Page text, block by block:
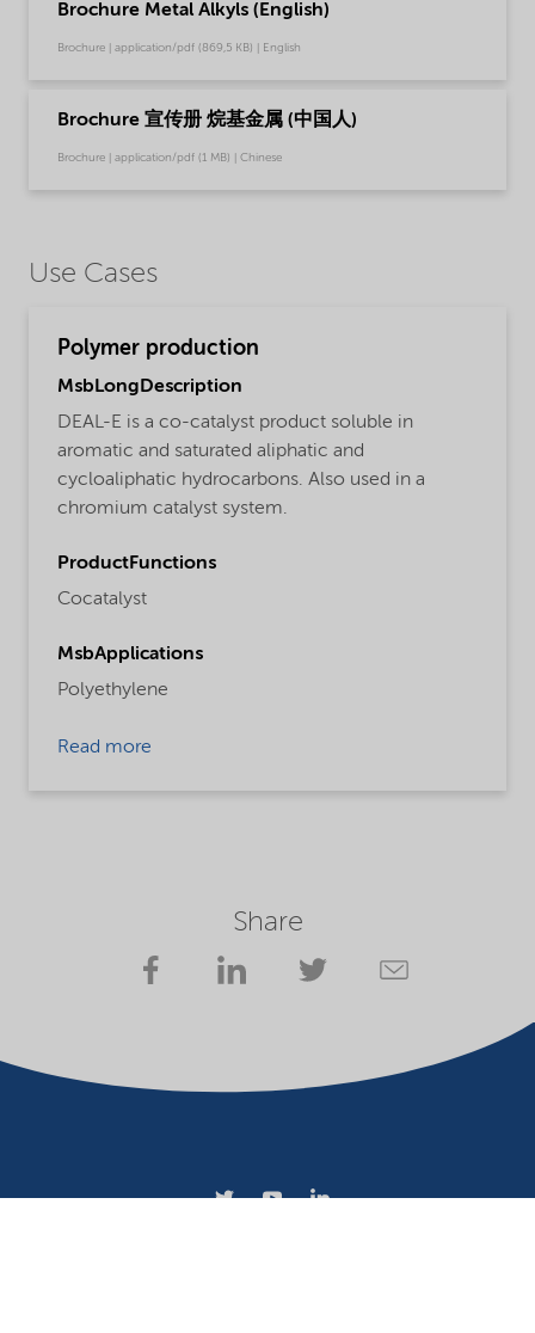
Brochure Metal Alkyls (English)
Brochure | application/pdf (869,5 KB) | English
Brochure 宣传册 烷基金属 (中国人)
Brochure | application/pdf (1 MB) | Chinese
Use Cases
Polymer production
MsbLongDescription
DEAL-E is a co-catalyst product soluble in
aromatic and saturated aliphatic and
cycloaliphatic hydrocarbons. Also used in a
chromium catalyst system.
ProductFunctions
Cocatalyst
MsbApplications
Polyethylene
Read more
Share